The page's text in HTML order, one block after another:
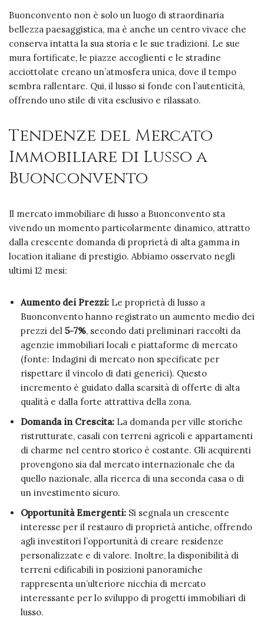
Buonconvento non è solo un luogo di straordinaria
bellezza paesaggistica, ma è anche un centro vivace che
conserva intatta la sua storia e le sue tradizioni. Le sue
mura fortificate, le piazze accoglienti e le stradine
acciottolate creano un’atmosfera unica, dove il tempo
sembra rallentare. Qui, il lusso si fonde con l’autenticità,
offrendo uno stile di vita esclusivo e rilassato.
Tendenze del Mercato
Immobiliare di Lusso a
Buonconvento
Il mercato immobiliare di lusso a Buonconvento sta
vivendo un momento particolarmente dinamico, attratto
dalla crescente domanda di proprietà di alta gamma in
location italiane di prestigio. Abbiamo osservato negli
ultimi 12 mesi:
Aumento dei Prezzi: Le proprietà di lusso a
Buonconvento hanno registrato un aumento medio dei
prezzi del 5-7%, secondo dati preliminari raccolti da
agenzie immobiliari locali e piattaforme di mercato
(fonte: Indagini di mercato non specificate per
rispettare il vincolo di dati generici). Questo
incremento è guidato dalla scarsità di offerte di alta
qualità e dalla forte attrattiva della zona.
Domanda in Crescita: La domanda per ville storiche
ristrutturate, casali con terreni agricoli e appartamenti
di charme nel centro storico è costante. Gli acquirenti
provengono sia dal mercato internazionale che da
quello nazionale, alla ricerca di una seconda casa o di
un investimento sicuro.
Opportunità Emergenti: Si segnala un crescente
interesse per il restauro di proprietà antiche, offrendo
agli investitori l’opportunità di creare residenze
personalizzate e di valore. Inoltre, la disponibilità di
terreni edificabili in posizioni panoramiche
rappresenta un’ulteriore nicchia di mercato
interessante per lo sviluppo di progetti immobiliari di
lusso.